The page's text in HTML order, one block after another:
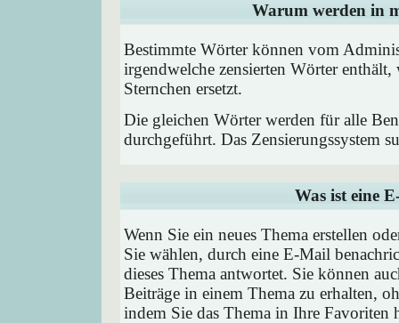
Warum werden in
Bestimmte Wörter können vom
irgendwelche zensierten Wörter
Sternchen ersetzt.
Die gleichen Wörter werden für alle
durchgeführt. Das Zensierungssystem
Was ist eine
Wenn Sie ein neues Thema erstellen
Sie wählen, durch eine E-Mail
dieses Thema antwortet. Sie können
Beiträge in einem Thema zu erhalten,
indem Sie das Thema in Ihre Favoriten